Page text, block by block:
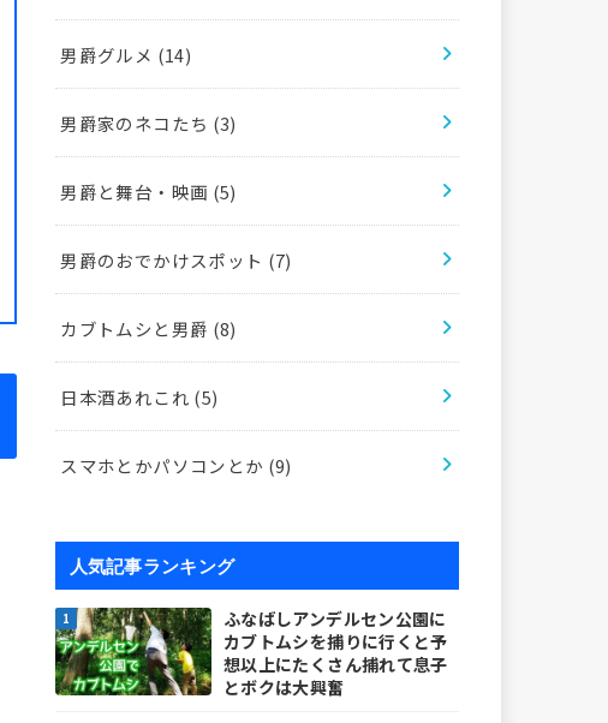
男爵グルメ (14)
男爵家のネコたち (3)
男爵と舞台・映画 (5)
男爵のおでかけスポット (7)
カブトムシと男爵 (8)
日本酒あれこれ (5)
スマホとかパソコンとか (9)
人気記事ランキング
ふなばしアンデルセン公園に
カブトムシを捕りに行くと予
想以上にたくさん捕れて息子
とボクは大興奮